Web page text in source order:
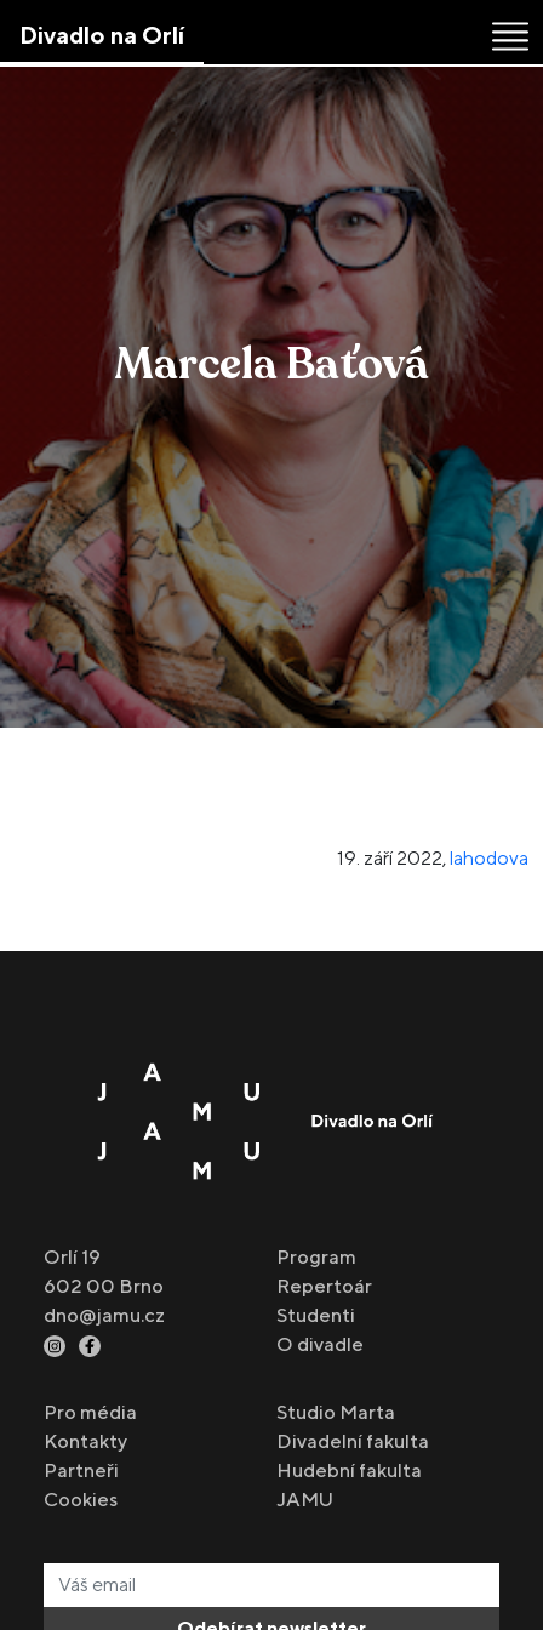
the
Divadlo na Orlí
Marcela Baťová
19. září 2022,lahodova
Orlí 19
602 00 Brno
dno@jamu.cz
Program
Repertoár
Studenti
O divadle
Pro média
Kontakty
Partneři
Cookies
Studio Marta
Divadelní fakulta
Hudební fakulta
JAMU